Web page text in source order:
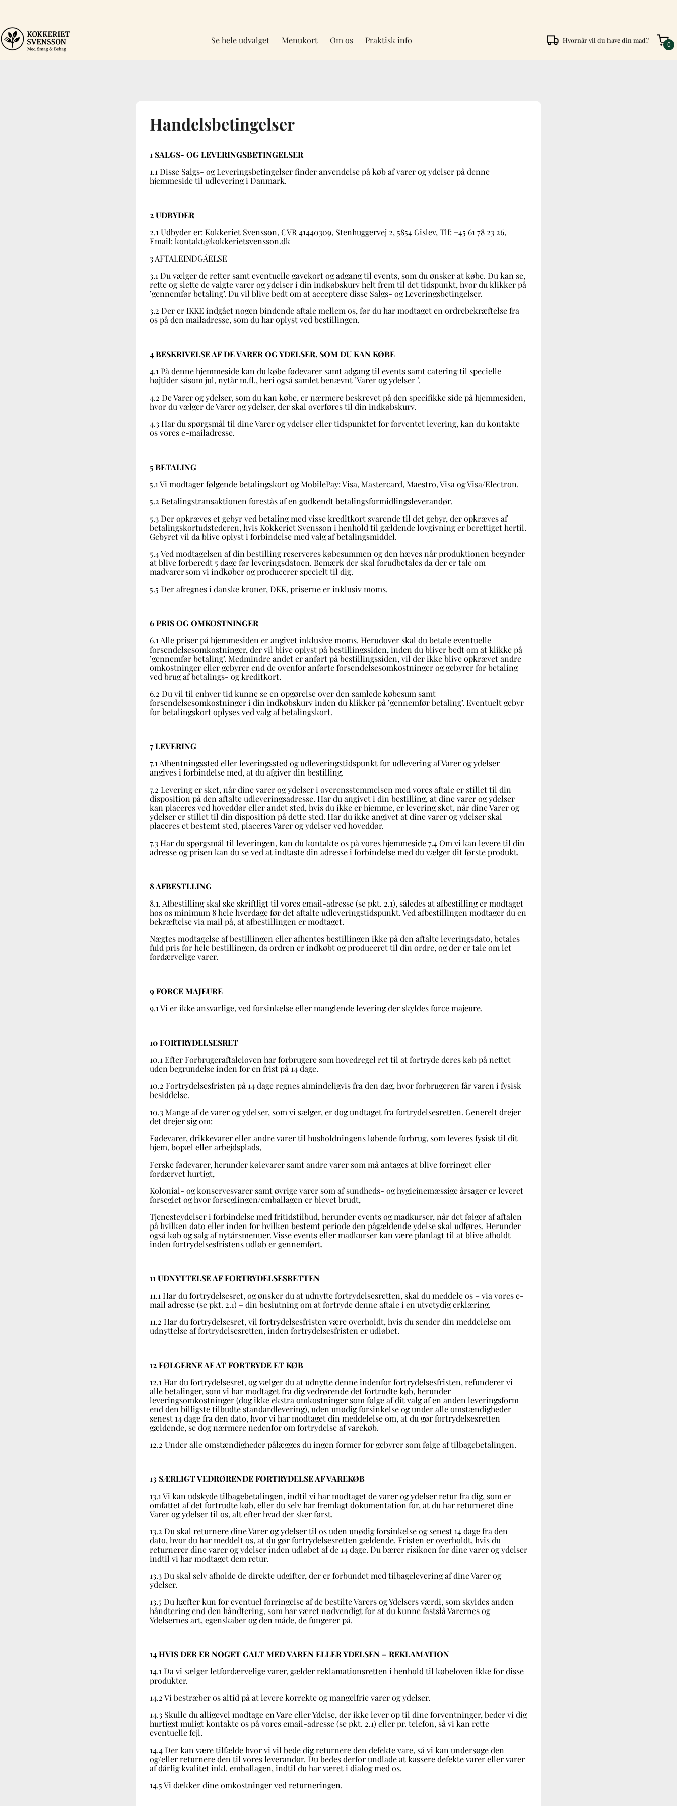
Se hele udvalget Menukort Om os Praktisk info Hvornår vil du have din mad?
0
Handelsbetingelser
1 SALGS- OG LEVERINGSBETINGELSER
1.1 Disse Salgs- og Leveringsbetingelser finder anvendelse på køb af varer og ydelser på denne
hjemmeside til udlevering i Danmark.
2 UDBYDER
2.1 Udbyder er: Kokkeriet Svensson, CVR 41440309, Stenhuggervej 2, 5854 Gislev, Tlf: +45 61 78 23 26,
Email: kontakt@kokkerietsvensson.dk
3 AFTALEINDGÅELSE
3.1 Du vælger de retter samt eventuelle gavekort og adgang til events, som du ønsker at købe. Du kan se,
rette og slette de valgte varer og ydelser i din indkøbskurv helt frem til det tidspunkt, hvor du klikker på
’gennemfør betaling’. Du vil blive bedt om at acceptere disse Salgs- og Leveringsbetingelser.
3.2 Der er IKKE indgået nogen bindende aftale mellem os, før du har modtaget en ordrebekræftelse fra
os på den mailadresse, som du har oplyst ved bestillingen.
4 BESKRIVELSE AF DE VARER OG YDELSER, SOM DU KAN KØBE
4.1 På denne hjemmeside kan du købe fødevarer samt adgang til events samt catering til specielle
højtider såsom jul, nytår m.fl., heri også samlet benævnt ’Varer og ydelser ’.
4.2 De Varer og ydelser, som du kan købe, er nærmere beskrevet på den specifikke side på hjemmesiden,
hvor du vælger de Varer og ydelser, der skal overføres til din indkøbskurv.
4.3 Har du spørgsmål til dine Varer og ydelser eller tidspunktet for forventet levering, kan du kontakte
os vores e-mailadresse.
5 BETALING
5.1 Vi modtager følgende betalingskort og MobilePay: Visa, Mastercard, Maestro, Visa og Visa/Electron.
5.2 Betalingstransaktionen forestås af en godkendt betalingsformidlingsleverandør.
5.3 Der opkræves et gebyr ved betaling med visse kreditkort svarende til det gebyr, der opkræves af
betalingskortudstederen, hvis Kokkeriet Svensson i henhold til gældende lovgivning er berettiget hertil.
Gebyret vil da blive oplyst i forbindelse med valg af betalingsmiddel.
5.4 Ved modtagelsen af din bestilling reserveres købesummen og den hæves når produktionen begynder
at blive forberedt 5 dage før leveringsdatoen. Bemærk der skal forudbetales da der er tale om
madvarer som vi indkøber og producerer specielt til dig.
5.5 Der afregnes i danske kroner, DKK, priserne er inklusiv moms.
6 PRIS OG OMKOSTNINGER
6.1 Alle priser på hjemmesiden er angivet inklusive moms. Herudover skal du betale eventuelle
forsendelsesomkostninger, der vil blive oplyst på bestillingssiden, inden du bliver bedt om at klikke på
’gennemfør betaling’. Medmindre andet er anført på bestillingssiden, vil der ikke blive opkrævet andre
omkostninger eller gebyrer end de ovenfor anførte forsendelsesomkostninger og gebyrer for betaling
ved brug af betalings- og kreditkort.
6.2 Du vil til enhver tid kunne se en opgørelse over den samlede købesum samt
forsendelsesomkostninger i din indkøbskurv inden du klikker på ’gennemfør betaling’. Eventuelt gebyr
for betalingskort oplyses ved valg af betalingskort.
7 LEVERING
7.1 Afhentningssted eller leveringssted og udleveringstidspunkt for udlevering af Varer og ydelser
angives i forbindelse med, at du afgiver din bestilling.
7.2 Levering er sket, når dine varer og ydelser i overensstemmelsen med vores aftale er stillet til din
disposition på den aftalte udleveringsadresse. Har du angivet i din bestilling, at dine varer og ydelser
kan placeres ved hoveddør eller andet sted, hvis du ikke er hjemme, er levering sket, når dine Varer og
ydelser er stillet til din disposition på dette sted. Har du ikke angivet at dine varer og ydelser skal
placeres et bestemt sted, placeres Varer og ydelser ved hoveddør.
7.3 Har du spørgsmål til leveringen, kan du kontakte os på vores hjemmeside 7.4 Om vi kan levere til din
adresse og prisen kan du se ved at indtaste din adresse i forbindelse med du vælger dit første produkt.
8 AFBESTLLING
8.1. Afbestilling skal ske skriftligt til vores email-adresse (se pkt. 2.1), således at afbestilling er modtaget
hos os minimum 8 hele hverdage før det aftalte udleveringstidspunkt. Ved afbestillingen modtager du en
bekræftelse via mail på, at afbestillingen er modtaget.
Nægtes modtagelse af bestillingen eller afhentes bestillingen ikke på den aftalte leveringsdato, betales
fuld pris for hele bestillingen, da ordren er indkøbt og produceret til din ordre, og der er tale om let
fordærvelige varer.
9 FORCE MAJEURE
9.1 Vi er ikke ansvarlige, ved forsinkelse eller manglende levering der skyldes force majeure.
10 FORTRYDELSESRET
10.1 Efter Forbrugeraftaleloven har forbrugere som hovedregel ret til at fortryde deres køb på nettet
uden begrundelse inden for en frist på 14 dage.
10.2 Fortrydelsesfristen på 14 dage regnes almindeligvis fra den dag, hvor forbrugeren får varen i fysisk
besiddelse.
10.3 Mange af de varer og ydelser, som vi sælger, er dog undtaget fra fortrydelsesretten. Generelt drejer
det drejer sig om:
Fødevarer, drikkevarer eller andre varer til husholdningens løbende forbrug, som leveres fysisk til dit
hjem, bopæl eller arbejdsplads,
Ferske fødevarer, herunder kølevarer samt andre varer som må antages at blive forringet eller
fordærvet hurtigt,
Kolonial- og konservesvarer samt øvrige varer som af sundheds- og hygiejnemæssige årsager er leveret
forseglet og hvor forseglingen/emballagen er blevet brudt,
Tjenesteydelser i forbindelse med fritidstilbud, herunder events og madkurser, når det følger af aftalen
på hvilken dato eller inden for hvilken bestemt periode den pågældende ydelse skal udføres. Herunder
også køb og salg af nytårsmenuer. Visse events eller madkurser kan være planlagt til at blive afholdt
inden fortrydelsesfristens udløb er gennemført.
11 UDNYTTELSE AF FORTRYDELSESRETTEN
11.1 Har du fortrydelsesret, og ønsker du at udnytte fortrydelsesretten, skal du meddele os – via vores e-
mail adresse (se pkt. 2.1) – din beslutning om at fortryde denne aftale i en utvetydig erklæring.
11.2 Har du fortrydelsesret, vil fortrydelsesfristen være overholdt, hvis du sender din meddelelse om
udnyttelse af fortrydelsesretten, inden fortrydelsesfristen er udløbet.
12 FØLGERNE AF AT FORTRYDE ET KØB
12.1 Har du fortrydelsesret, og vælger du at udnytte denne indenfor fortrydelsesfristen, refunderer vi
alle betalinger, som vi har modtaget fra dig vedrørende det fortrudte køb, herunder
leveringsomkostninger (dog ikke ekstra omkostninger som følge af dit valg af en anden leveringsform
end den billigste tilbudte standardlevering), uden unødig forsinkelse og under alle omstændigheder
senest 14 dage fra den dato, hvor vi har modtaget din meddelelse om, at du gør fortrydelsesretten
gældende, se dog nærmere nedenfor om fortrydelse af varekøb.
12.2 Under alle omstændigheder pålægges du ingen former for gebyrer som følge af tilbagebetalingen.
13 SÆRLIGT VEDRØRENDE FORTRYDELSE AF VAREKØB
13.1 Vi kan udskyde tilbagebetalingen, indtil vi har modtaget de varer og ydelser retur fra dig, som er
omfattet af det fortrudte køb, eller du selv har fremlagt dokumentation for, at du har returneret dine
Varer og ydelser til os, alt efter hvad der sker først.
13.2 Du skal returnere dine Varer og ydelser til os uden unødig forsinkelse og senest 14 dage fra den
dato, hvor du har meddelt os, at du gør fortrydelsesretten gældende. Fristen er overholdt, hvis du
returnerer dine varer og ydelser inden udløbet af de 14 dage. Du bærer risikoen for dine varer og ydelser
indtil vi har modtaget dem retur.
13.3 Du skal selv afholde de direkte udgifter, der er forbundet med tilbagelevering af dine Varer og
ydelser.
13.5 Du hæfter kun for eventuel forringelse af de bestilte Varers og Ydelsers værdi, som skyldes anden
håndtering end den håndtering, som har været nødvendigt for at du kunne fastslå Varernes og
Ydelsernes art, egenskaber og den måde, de fungerer på.
14 HVIS DER ER NOGET GALT MED VAREN ELLER YDELSEN – REKLAMATION
14.1 Da vi sælger letfordærvelige varer, gælder reklamationsretten i henhold til købeloven ikke for disse
produkter.
14.2 Vi bestræber os altid på at levere korrekte og mangelfrie varer og ydelser.
14.3 Skulle du alligevel modtage en Vare eller Ydelse, der ikke lever op til dine forventninger, beder vi dig
hurtigst muligt kontakte os på vores email-adresse (se pkt. 2.1) eller pr. telefon, så vi kan rette
eventuelle fejl.
14.4 Der kan være tilfælde hvor vi vil bede dig returnere den defekte vare, så vi kan undersøge den
og/eller returnere den til vores leverandør. Du bedes derfor undlade at kassere defekte varer eller varer
af dårlig kvalitet inkl. emballagen, indtil du har været i dialog med os.
14.5 Vi dækker dine omkostninger ved returneringen.